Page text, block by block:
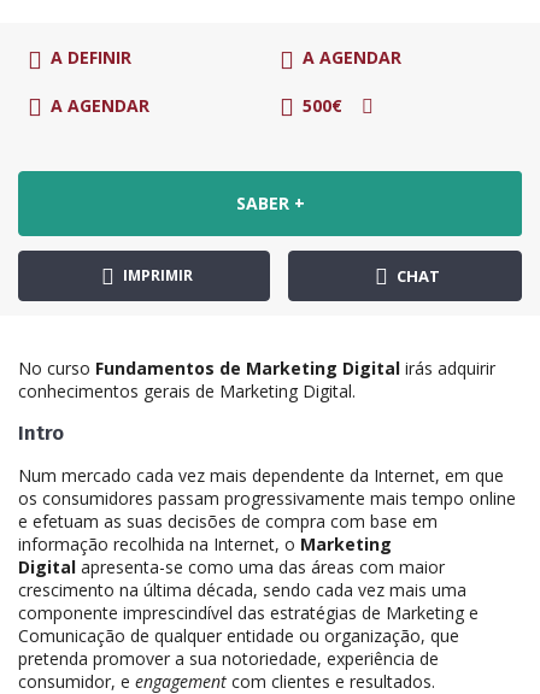
A DEFINIR A AGENDAR
A AGENDAR 500€
SABER +
IMPRIMIR CHAT
No curso Fundamentos de Marketing Digital irás adquirir
conhecimentos gerais de Marketing Digital.
Intro
Num mercado cada vez mais dependente da Internet, em que
os consumidores passam progressivamente mais tempo online
e efetuam as suas decisões de compra com base em
informação recolhida na Internet, o Marketing
Digital apresenta-se como uma das áreas com maior
crescimento na última década, sendo cada vez mais uma
componente imprescindível das estratégias de Marketing e
Comunicação de qualquer entidade ou organização, que
pretenda promover a sua notoriedade, experiência de
consumidor, e engagement com clientes e resultados.